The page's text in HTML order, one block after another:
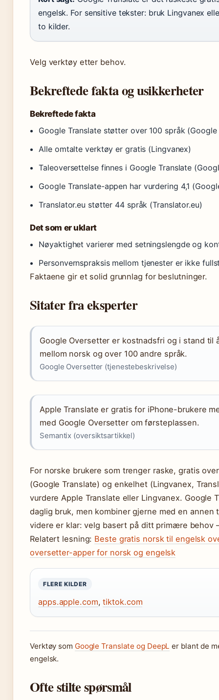
engelsk. For sensitive tekster: bruk Lingvanex
to kilder.
Velg verktøy etter behov.
Bekreftede fakta og usikkerheter
Bekreftede fakta
Google Translate støtter over 100 språk
Alle omtalte verktøy er gratis (Lingvanex)
Taleoversettelse finnes i Google Translate
Google Translate-appen har vurdering 4,1
Translator.eu støtter 44 språk (Translator.eu)
Det som er uklart
Nøyaktighet varierer med setningslengde og
Personvernspraksis mellom tjenester er ikke
Faktaene gir et solid grunnlag for beslutninger.
Sitater fra eksperter
Google Oversetter er kostnadsfri og i stand
mellom norsk og over 100 andre språk.
Google Oversetter (tjenestebeskrivelse)
Apple Translate er gratis for iPhone-brukere
med Google Oversetter om førsteplassen.
Semantix (oversiktsartikkel)
For norske brukere som trenger raske, gratis
(Google Translate) og enkelhet (Lingvanex,
vurdere Apple Translate eller Lingvanex.
daglig bruk, men kombiner gjerne med en
videre er klar: velg basert på ditt primære behov
Relatert lesning: Beste gratis norsk til engelsk
oversetter-apper for norsk og engelsk
FLERE KILDER
apps.apple.com,tiktok.com
Verktøy som Google Translate og DeepL er blant de
engelsk.
Ofte stilte spørsmål